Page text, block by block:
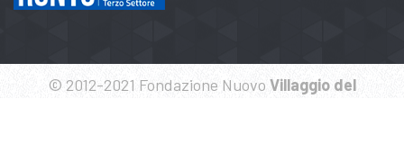
© 2012-2021 Fondazione Nuovo Villaggio del